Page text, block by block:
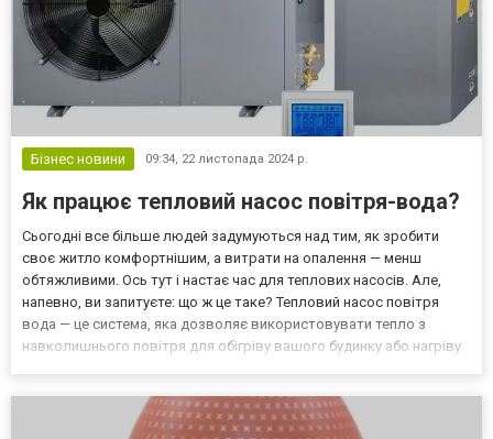
Бізнес новини 09:34, 22 листопада 2024 р.
Як працює тепловий насос повітря-вода?
Сьогодні все більше людей задумуються над тим, як зробити
своє житло комфортнішим, а витрати на опалення — менш
обтяжливими. Ось тут і настає час для теплових насосів. Але,
напевно, ви запитуєте: що ж це таке? Тепловий насос повітря
вода — це система, яка дозволяє використовувати тепло з
навколишнього повітря для обігріву вашого будинку або нагріву